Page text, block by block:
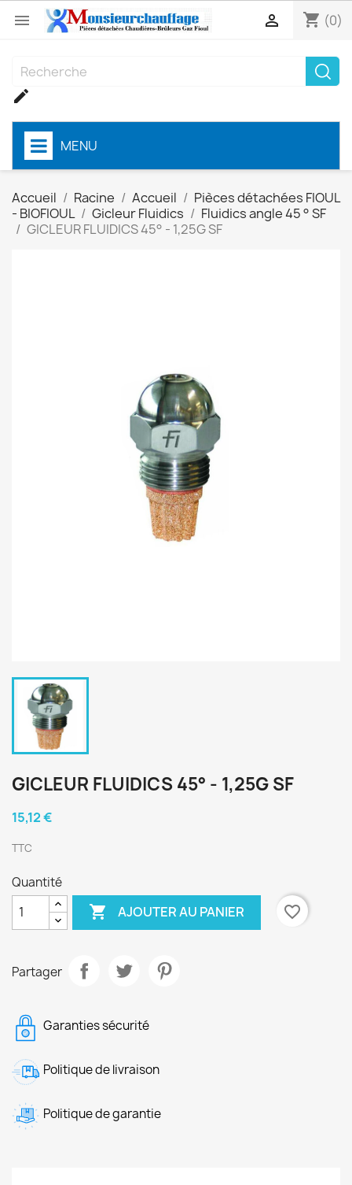
 shopping_cart (0)


MENU
Accueil Racine Accueil
Pièces détachées FIOUL
- BIOFIOUL
Gicleur Fluidics
Fluidics angle 45 ° SF
GICLEUR FLUIDICS 45° - 1,25G SF
GICLEUR FLUIDICS 45° - 1,25G SF
15,12 €
TTC
Quantité
 AJOUTER AU PANIER favorite_border
Partager
Garanties sécurité
Politique de livraison
Politique de garantie